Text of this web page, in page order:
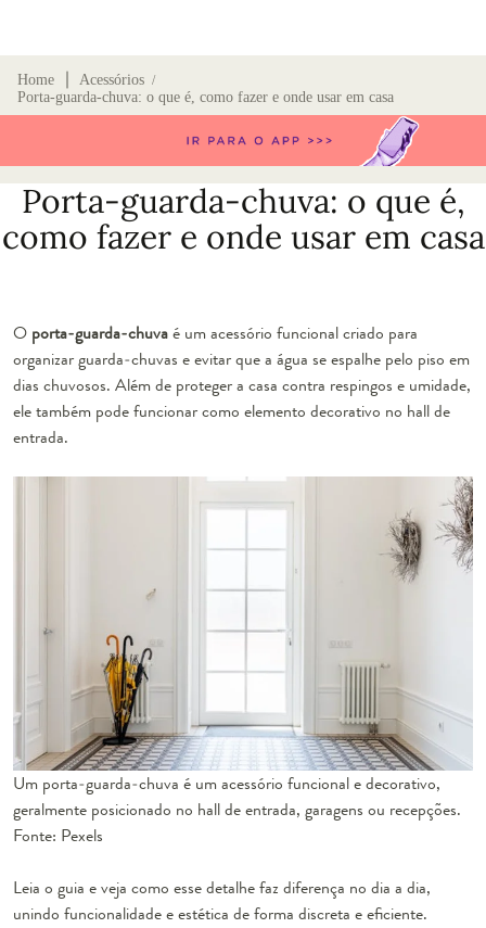
Home Acessórios /
Porta-guarda-chuva: o que é, como fazer e onde usar em casa
Porta-guarda-chuva: o que é,
como fazer e onde usar em casa
O porta-guarda-chuvaé um acessório funcional criado para
organizar guarda-chuvas e evitar que a água se espalhe pelo piso em
dias chuvosos. Além de proteger a casa contra respingos e umidade,
ele também pode funcionar como elemento decorativo no hall de
entrada.
Um porta-guarda-chuva é um acessório funcional e decorativo,
geralmente posicionado no hall de entrada, garagens ou recepções.
Fonte: Pexels
Leia o guia e veja como esse detalhe faz diferença no dia a dia,
unindo funcionalidade e estética de forma discreta e eficiente.